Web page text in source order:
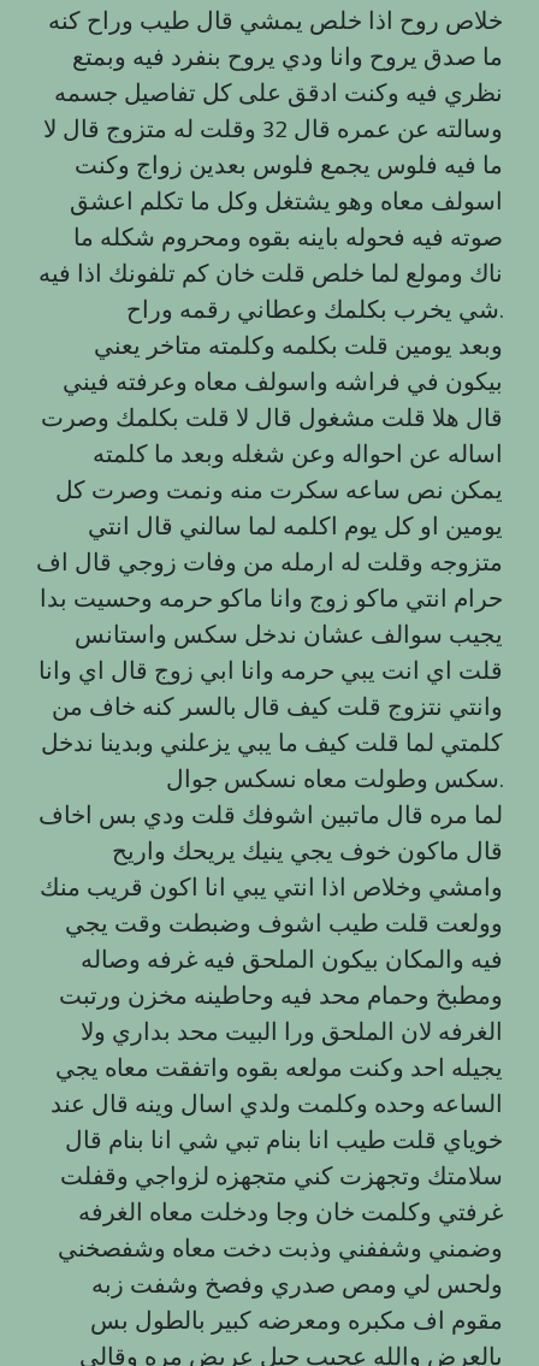
خلاص روح اذا خلص يمشي قال طيب وراح كنه
ما صدق يروح وانا ودي يروح بنفرد فيه وبمتع
نظري فيه وكنت ادقق على كل تفاصيل جسمه
وسالته عن عمره قال 32 وقلت له متزوج قال لا
ما فيه فلوس يجمع فلوس بعدين زواج وكنت
اسولف معاه وهو يشتغل وكل ما تكلم اعشق
صوته فيه فحوله باينه بقوه ومحروم شكله ما
ناك ومولع لما خلص قلت خان كم تلفونك اذا فيه
شي يخرب بكلمك وعطاني رقمه وراح.
وبعد يومين قلت بكلمه وكلمته متاخر يعني
بيكون في فراشه واسولف معاه وعرفته فيني
قال هلا قلت مشغول قال لا قلت بكلمك وصرت
اساله عن احواله وعن شغله وبعد ما كلمته
يمكن نص ساعه سكرت منه ونمت وصرت كل
يومين او كل يوم اكلمه لما سالني قال انتي
متزوجه وقلت له ارمله من وفات زوجي قال اف
حرام انتي ماكو زوج وانا ماكو حرمه وحسيت بدا
يجيب سوالف عشان ندخل سکس واستانس
قلت اي انت يبي حرمه وانا ابي زوج قال اي وانا
وانتي نتزوج قلت كيف قال بالسر كنه خاف من
كلمتي لما قلت كيف ما يبي يزعلني وبدينا ندخل
سكس وطولت معاه نسکس جوال.
لما مره قال ماتبين اشوفك قلت ودي بس اخاف
قال ماكون خوف يجي ينيك يريحك واريح
وامشي وخلاص اذا انتي يبي انا اكون قريب منك
وولعت قلت طيب اشوف وضبطت وقت يجي
فيه والمكان بيكون الملحق فيه غرفه وصاله
ومطبخ وحمام محد فيه وحاطينه مخزن ورتبت
الغرفه لان الملحق ورا البيت محد بداري ولا
يجيله احد وكنت مولعه بقوه واتفقت معاه يجي
الساعه وحده وكلمت ولدي اسال وينه قال عند
خوياي قلت طيب انا بنام تبي شي انا بنام قال
سلامتك وتجهزت كني متجهزه لزواجي وقفلت
غرفتي وكلمت خان وجا ودخلت معاه الغرفه
وضمني وشففني وذبت دخت معاه وشفصخني
ولحس لي ومص صدري وفصخ وشفت زبه
مقوم اف مکبره ومعرضه كبير بالطول بس
بالعرض والله عجيب حيل عريض مره وقالي